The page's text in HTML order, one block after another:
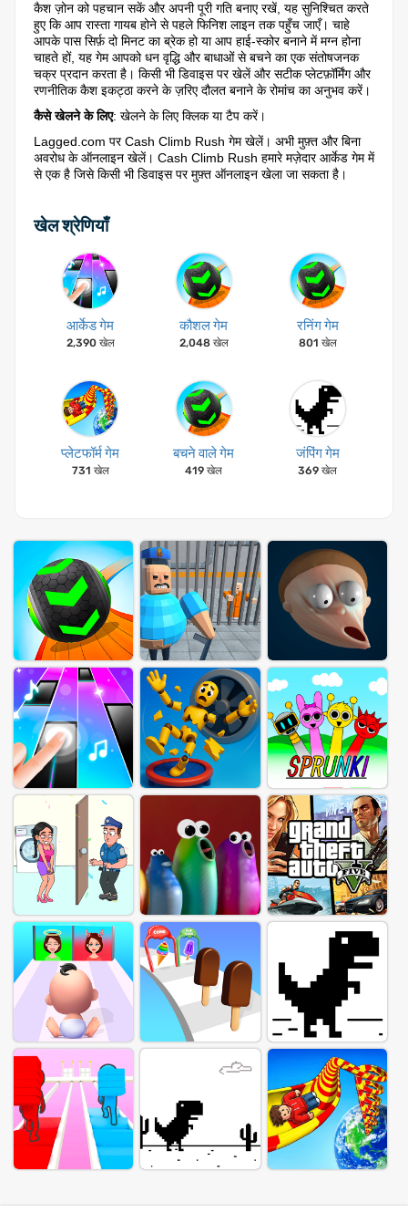
कैश ज़ोन को पहचान सकें और अपनी पूरी गति बनाए रखें, यह सुनिश्चित करते
हुए कि आप रास्ता गायब होने से पहले फिनिश लाइन तक पहुँच जाएँ। चाहे
आपके पास सिर्फ़ दो मिनट का ब्रेक हो या आप हाई-स्कोर बनाने में मग्न होना
चाहते हों, यह गेम आपको धन वृद्धि और बाधाओं से बचने का एक संतोषजनक
चक्र प्रदान करता है। किसी भी डिवाइस पर खेलें और सटीक प्लेटफ़ॉर्मिंग और
रणनीतिक कैश इकट्ठा करने के ज़रिए दौलत बनाने के रोमांच का अनुभव करें।
कैसे खेलने के लिए: खेलने के लिए क्लिक या टैप करें।
Lagged.com पर Cash Climb Rush गेम खेलें। अभी मुफ़्त और बिना
अवरोध के ऑनलाइन खेलें। Cash Climb Rush हमारे मज़ेदार आर्केड गेम में
से एक है जिसे किसी भी डिवाइस पर मुफ़्त ऑनलाइन खेला जा सकता है।
खेल श्रेणियाँ
आर्केड गेम
2,390 खेल
कौशल गेम
2,048 खेल
रनिंग गेम
801 खेल
प्लेटफॉर्म गेम
731 खेल
बचने वाले गेम
419 खेल
जंपिंग गेम
369 खेल